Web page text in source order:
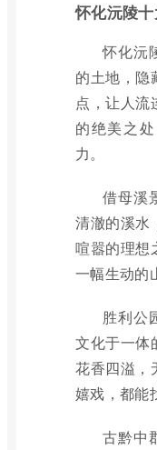
怀化沅陵
怀化沅
的土地，隐
点，让人流
的绝美之
力。
借母溪
清澈的溪水
喧嚣的理想
一幅生动的
胜利公
文化于一体
花香四溢，
嬉戏，都能
古黔中